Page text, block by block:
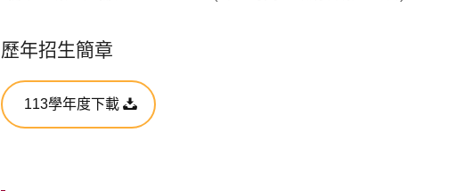
歷年招生簡章
113學年度下載